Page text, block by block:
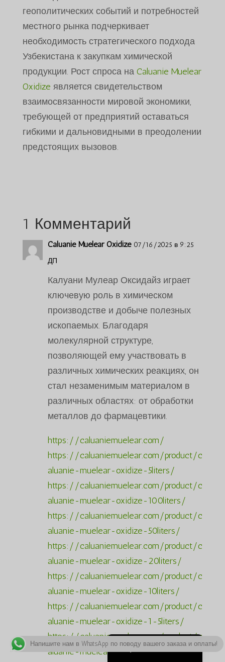
геополитических событий и потребностей
местного рынка подчеркивает
необходимость стратегического подхода
Узбекистана к закупкам химической
продукции. Рост спроса на Caluanie Muelear
Oxidize является свидетельством
взаимосвязанности мировой экономики,
требующей от предприятий оставаться
гибкими и дальновидными в преодолении
предстоящих вызовов.
1 Комментарий
Caluanie Muelear Oxidize 07/16/2025 в 9:25
ДП
Калуани Мулеар Оксидайз играет
ключевую роль в химическом
производстве и добыче полезных
ископаемых. Благодаря
молекулярной структуре,
позволяющей ему участвовать в
различных химических реакциях, он
стал незаменимым материалом в
различных областях: от обработки
металлов до фармацевтики.
https://caluaniemuelear.com/
https://caluaniemuelear.com/product/c
aluanie-muelear-oxidize-5liters/
https://caluaniemuelear.com/product/c
aluanie-muelear-oxidize-100liters/
https://caluaniemuelear.com/product/c
aluanie-muelear-oxidize-50liters/
https://caluaniemuelear.com/product/c
aluanie-muelear-oxidize-20liters/
https://caluaniemuelear.com/product/c
aluanie-muelear-oxidize-10liters/
https://caluaniemuelear.com/product/c
aluanie-muelear-oxidize-1-5liters/
https://caluaniemuelear.com/product/c
aluanie-muelear-1-liter/
Напишите нам в WhatsApp по поводу вашего заказа и оплаты!
Русский
English
O‘zbekcha
Deutsch (Sie)
日本語
ქართული
Қазақ тілі
한국어
ភាសាខ្មែរ
Bahasa Melayu
Türkçe
Azərbaycan dili
Português do Brasil